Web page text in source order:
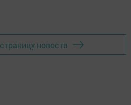
новости